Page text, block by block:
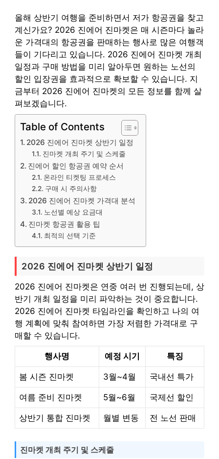
올해 상반기 여행을 준비하면서 저가 항공권을 찾고
계신가요? 2026 진에어 진마켓은 매 시즌마다 놀라
운 가격대의 항공권을 판매하는 행사로 많은 여행객
들이 기다리고 있습니다. 2026 진에어 진마켓 개최
일정과 구매 방법을 미리 알아두면 원하는 노선의
할인 입장권을 효과적으로 확보할 수 있습니다. 지
금부터 2026 진에어 진마켓의 모든 정보를 함께 살
펴보겠습니다.
Table of Contents
2026 진에어 진마켓 상반기 일정
진마켓 개최 주기 및 스케줄
진에어 할인 항공권 예약 순서
온라인 티켓팅 프로세스
구매 시 주의사항
2026 진에어 진마켓 가격대 분석
노선별 예상 요금대
진마켓 항공권 활용 팁
최적의 선택 기준
2026 진에어 진마켓 상반기 일정
2026 진에어 진마켓은 연중 여러 번 진행되는데, 상
반기 개최 일정을 미리 파악하는 것이 중요합니다.
2026 진에어 진마켓 타임라인을 확인하고 나의 여
행 계획에 맞춰 참여하면 가장 저렴한 가격대로 구
매할 수 있습니다.
행사명 예정 시기 특징
봄 시즌 진마켓 3월~4월 국내선 특가
여름 준비 진마켓 5월~6월 국제선 할인
상반기 통합 진마켓 월별 변동 전 노선 판매
진마켓 개최 주기 및 스케줄